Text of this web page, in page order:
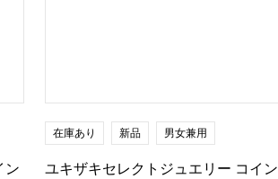
ン
在庫あり 新品 男女兼用
ユキザキセレクトジュエリー コイン